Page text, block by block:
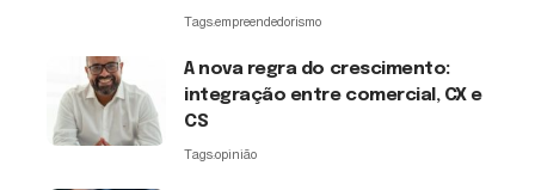
Tags:empreendedorismo
A nova regra do crescimento:
integração entre comercial, CX e
CS
Tags:opinião